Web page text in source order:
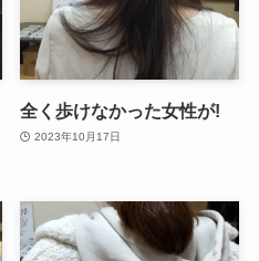
全く歩けなかった女性が!
2023年10月17日